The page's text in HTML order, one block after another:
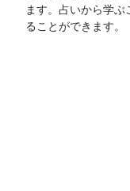
ます。占いから学
ることができます。